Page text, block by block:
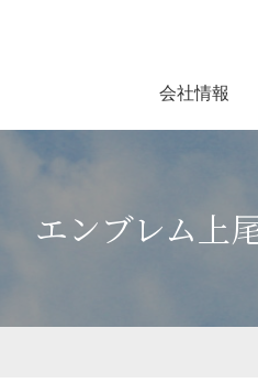
会社情報
エンブレム上